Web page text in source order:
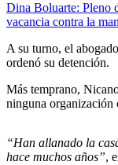
Dina Boluarte: Pleno
vacancia contra la
A su turno, el
ordenó su detención.
Más temprano,
ninguna organización
“Han allanado la
hace muchos años”,